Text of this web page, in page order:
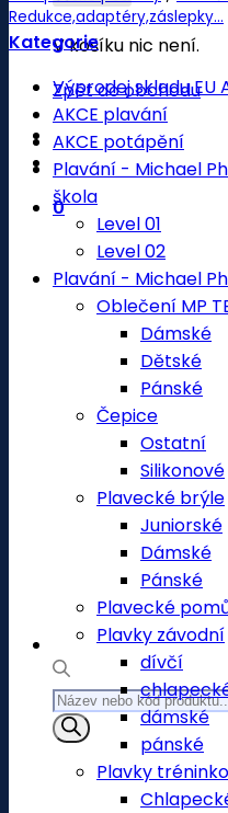
V košíku nic není.
Zpět do obchodu
0
Products
search
Redukce,adaptéry,záslepky...
Kategorie
Výprodej skladu EU
AKCE plavání
AKCE potápění
Plavání - Michael
škola
Level 01
Level 02
Plavání - Michael
Oblečení MP
Dámské
Dětské
Pánské
Čepice
Ostatní
Silikonové
Plavecké brýle
Juniorské
Dámské
Pánské
Plavecké
Plavky závodní
dívčí
dámské
pánské
Plavky